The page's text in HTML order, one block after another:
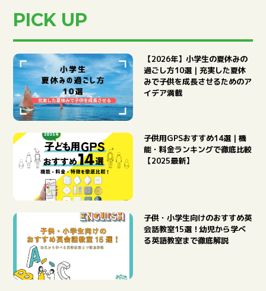
子育て
STUDY
PICK UP
【2026年】小学生の夏休みの
過ごし方10選｜充実した夏休
みで子供を成長させるためのア
イデア満載
子供用GPSおすすめ14選｜機
能・料金ランキングで徹底比較
【2025最新】
子供・小学生向けのおすすめ英
会話教室15選！幼児から学べ
る英語教室まで徹底解説